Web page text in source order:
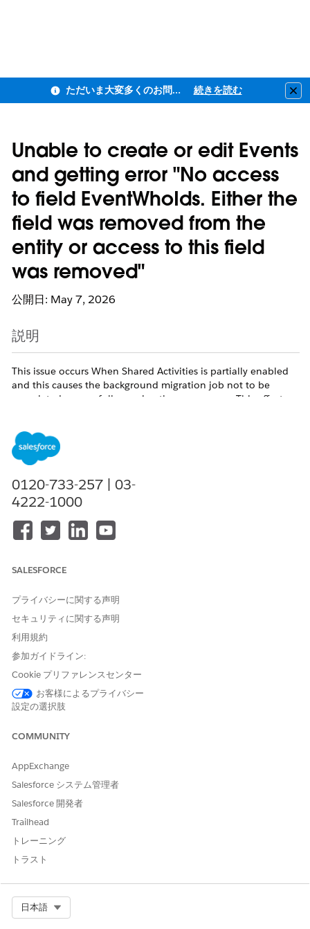
ただいま大変多くのお問い合わせをいただいており、ご連絡までにお時間を頂戴しております 続きを読む
Unable to create or edit Events
and getting error "No access
to field EventWhoIds. Either the
field was removed from the
entity or access to this field
was removed"
公開日: May 7, 2026
説明
This issue occurs When Shared Activities is partially enabled
and this causes the background migration job not to be
completed successfully causing the access error. This affects
The issue can occur based on any of the following senerios
- Error appears when saving a new Event or Task with a
Contact in the Name field
- Error also appears when editing an existing Event or its
related Contact
Administrators
- Events created without a Name (Contact) save successfully
- Issue persists across browsers, incognito mode, and cache
clears
解決策
To resolve this issue, Shared Activities need to be re-enabled
intervention, please contact Salesforce Support and refer this
その他のリソース
How to Enable or Disable Shared Activities
ナレッジ記事番号
0120-733-257 | 03-
4222-1000
SALESFORCE
プライバシーに関する声明
セキュリティに関する声明
利用規約
参加ガイドライン:
Cookie プリファレンスセンター
お客様によるプライバシー
設定の選択肢
COMMUNITY
AppExchange
Salesforce システム管理者
Salesforce 開発者
Trailhead
トレーニング
トラスト
日本語